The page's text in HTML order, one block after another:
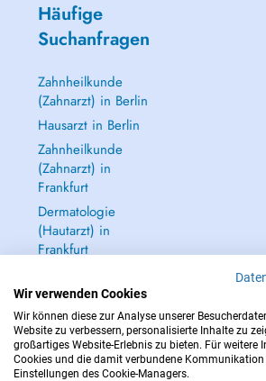
Häufige
Suchanfragen
Zahnheilkunde
(Zahnarzt) in Berlin
Hausarzt in Berlin
Zahnheilkunde
(Zahnarzt) in
Frankfurt
Dermatologie
(Hautarzt) in
Frankfurt
IM NOTFALL WENDEN SIE SICH
Wir verwenden Cookies
Wir können diese zur Analyse unserer
Website zu verbessern, personalisierte Inhalte zu
großartiges Website-Erlebnis zu bieten. Für weitere
Cookies und die damit verbundene Kommunikation
Einstellungen des Cookie-Managers.